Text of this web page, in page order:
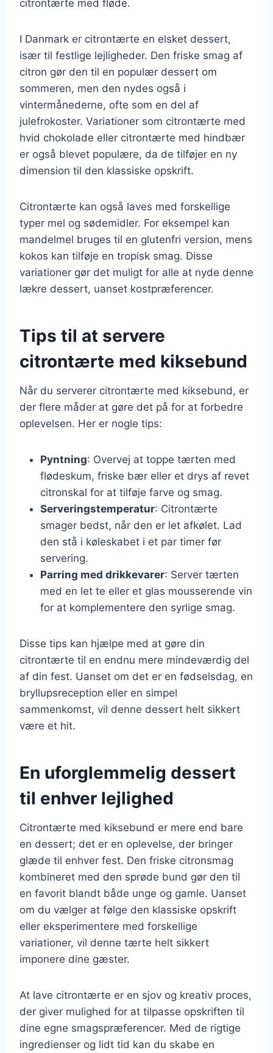
citrontærte med fløde.
I Danmark er citrontærte en elsket dessert,
især til festlige lejligheder. Den friske smag af
citron gør den til en populær dessert om
sommeren, men den nydes også i
vintermånederne, ofte som en del af
julefrokoster. Variationer som citrontærte med
hvid chokolade eller citrontærte med hindbær
er også blevet populære, da de tilføjer en ny
dimension til den klassiske opskrift.
Citrontærte kan også laves med forskellige
typer mel og sødemidler. For eksempel kan
mandelmel bruges til en glutenfri version, mens
kokos kan tilføje en tropisk smag. Disse
variationer gør det muligt for alle at nyde denne
lækre dessert, uanset kostpræferencer.
Tips til at servere
citrontærte med kiksebund
Når du serverer citrontærte med kiksebund, er
der flere måder at gøre det på for at forbedre
oplevelsen. Her er nogle tips:
Pyntning: Overvej at toppe tærten med
flødeskum, friske bær eller et drys af revet
citronskal for at tilføje farve og smag.
Serveringstemperatur: Citrontærte
smager bedst, når den er let afkølet. Lad
den stå i køleskabet i et par timer før
servering.
Parring med drikkevarer: Server tærten
med en let te eller et glas mousserende vin
for at komplementere den syrlige smag.
Disse tips kan hjælpe med at gøre din
citrontærte til en endnu mere mindeværdig del
af din fest. Uanset om det er en fødselsdag, en
bryllupsreception eller en simpel
sammenkomst, vil denne dessert helt sikkert
være et hit.
En uforglemmelig dessert
til enhver lejlighed
Citrontærte med kiksebund er mere end bare
en dessert; det er en oplevelse, der bringer
glæde til enhver fest. Den friske citronsmag
kombineret med den sprøde bund gør den til
en favorit blandt både unge og gamle. Uanset
om du vælger at følge den klassiske opskrift
eller eksperimentere med forskellige
variationer, vil denne tærte helt sikkert
imponere dine gæster.
At lave citrontærte er en sjov og kreativ proces,
der giver mulighed for at tilpasse opskriften til
dine egne smagspræferencer. Med de rigtige
ingredienser og lidt tid kan du skabe en